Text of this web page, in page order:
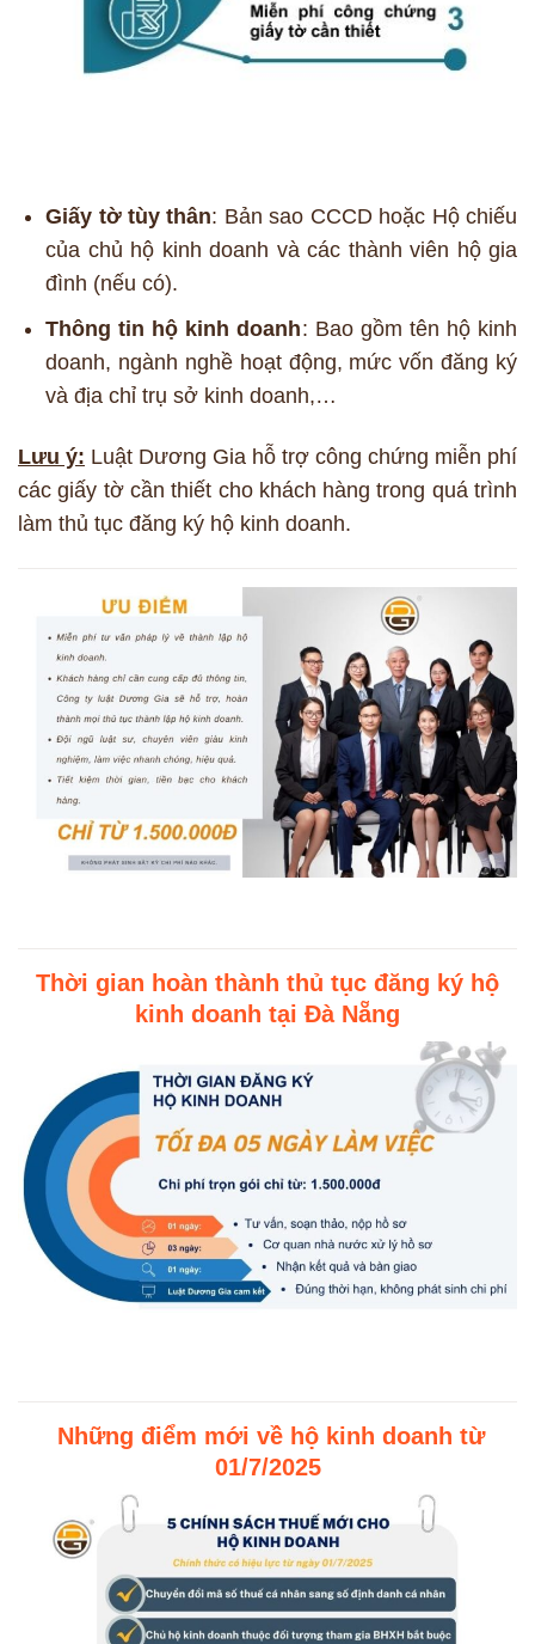
Giấy tờ tùy thân: Bản sao CCCD hoặc Hộ chiếu
của chủ hộ kinh doanh và các thành viên hộ gia
đình (nếu có).
Thông tin hộ kinh doanh: Bao gồm tên hộ kinh
doanh, ngành nghề hoạt động, mức vốn đăng ký
và địa chỉ trụ sở kinh doanh,…
Lưu ý: Luật Dương Gia hỗ trợ công chứng miễn phí
các giấy tờ cần thiết cho khách hàng trong quá trình
làm thủ tục đăng ký hộ kinh doanh.
Thời gian hoàn thành thủ tục đăng ký hộ
kinh doanh tại Đà Nẵng
Những điểm mới về hộ kinh doanh từ
01/7/2025